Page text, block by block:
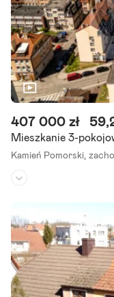
Mieszkanie 3-
Kamień Pomorski,
407 000 zł
Rok budowy: 1930
Lokal mieszkalny - W
ieszkanie, którego
dnik - idealne miejsce